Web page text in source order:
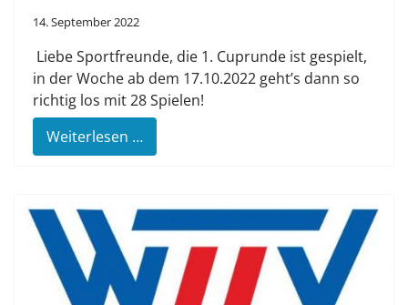
14. September 2022
Liebe Sportfreunde, die 1. Cuprunde ist gespielt,
in der Woche ab dem 17.10.2022 geht’s dann so
richtig los mit 28 Spielen!
Weiterlesen …